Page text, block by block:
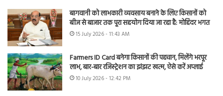
बागवानी को लाभकारी व्यवसाय बनाने के लिए किसानों को
बीज से बाजार तक पूरा सहयोग दिया जा रहा है: मोहिंदर भगत
15 July 2026 - 11:43 AM
Farmers ID Card बनेगा किसानों की पहचान, मिलेंगे भरपूर
लाभ, बार-बार रजिस्ट्रेशन का झंझट खत्म, ऐसे करें अप्लाई
10 July 2026 - 12:42 PM